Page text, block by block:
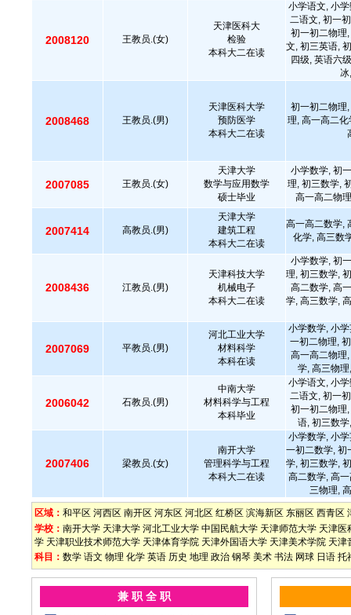
2008120 王教员.(女)
天津医科大
检验
本科大二在读
小学语文, 小
二语文, 初一
初一初二物理
文, 初三英语,
四级, 英语六
2008468 王教员.(男)
天津医科大学
预防医学
本科大二在读
初一初二物理
理, 高一高二
2007085 王教员.(女)
天津大学
数学与应用数学
硕士毕业
小学数学, 初
理, 初三数学,
高一高二物
2007414 高教员.(男)
天津大学
建筑工程
本科大二在读
高一高二数学,
化学, 高三数
2008436 江教员.(男)
天津科技大学
机械电子
本科大二在读
小学数学, 初
理, 初三数学,
高二数学, 高
学, 高三数学,
2007069 平教员.(男)
河北工业大学
材料科学
本科在读
小学数学, 小
一初二物理,
高一高二物理
学, 高三物
2006042 石教员.(男)
中南大学
材料科学与工程
本科毕业
小学语文, 小
二语文, 初一
初一初二物理
语, 初三数
2007406 梁教员.(女)
南开大学
管理科学与工程
本科大二在读
小学数学, 小
一初二数学, 初
学, 初三数学,
高二数学, 高
三物理,
区域： 和平区 河西区 南开区 河东区 河北区 红桥区 滨海新区 东丽区 西青区
学校： 南开大学 天津大学 河北工业大学 中国民航大学 天津师范大学 天津医
学 天津职业技术师范大学 天津体育学院 天津外国语大学 天津美术学院 天津
科目： 数学 语文 物理 化学 英语 历史 地理 政治 钢琴 美术 书法 网球 日语 托
兼 职 全 职